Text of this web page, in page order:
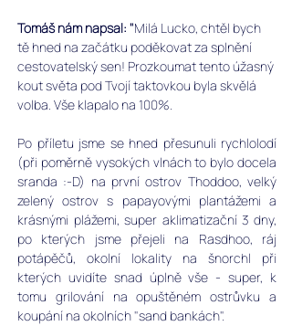
Tomáš nám napsal: "Milá Lucko, chtěl bych
tě hned na začátku poděkovat za splnění
cestovatelský sen! Prozkoumat tento úžasný
kout světa pod Tvojí taktovkou byla skvělá
volba. Vše klapalo na 100%.
Po příletu jsme se hned přesunuli rychlolodí
(při poměrně vysokých vlnách to bylo docela
sranda :-D) na první ostrov Thoddoo, velký
zelený ostrov s papayovými plantážemi a
krásnými plážemi, super aklimatizační 3 dny,
po kterých jsme přejeli na Rasdhoo, ráj
potápěčů, okolní lokality na šnorchl při
kterých uvidíte snad úplně vše - super, k
tomu grilování na opuštěném ostrůvku a
koupání na okolních "sand bankách".